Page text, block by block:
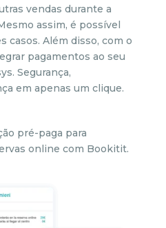
vendas durante a
assim, é possível
casos. Além disso, com o
pagamentos ao seu
Segurança,
em apenas um clique.
pré-paga para
online com Bookitit.